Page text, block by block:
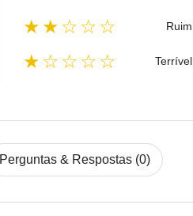
★★☆☆☆
Ruim
★☆☆☆☆ Terrível
Perguntas & Respostas (0)